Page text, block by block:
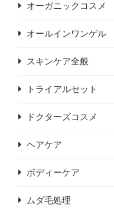
オーガニックコスメ
オールインワンゲル
スキンケア全般
トライアルセット
ドクターズコスメ
ヘアケア
ボディーケア
ムダ毛処理